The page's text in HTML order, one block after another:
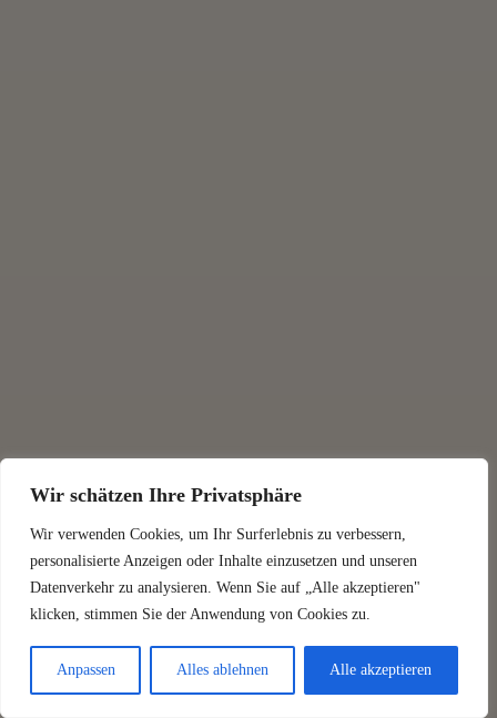
Wir schätzen Ihre Privatsphäre
Wir verwenden Cookies, um Ihr Surferlebnis zu verbessern,
personalisierte Anzeigen oder Inhalte einzusetzen und unseren
Datenverkehr zu analysieren. Wenn Sie auf „Alle akzeptieren"
klicken, stimmen Sie der Anwendung von Cookies zu.
Anpassen Alles ablehnen Alle akzeptieren